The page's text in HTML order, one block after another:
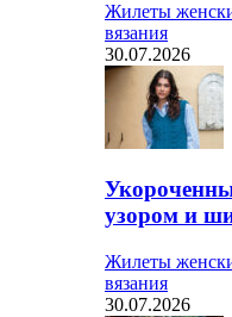
Жилеты
вязания
30.07.2026
узором и
Жилеты
вязания
30.07.2026